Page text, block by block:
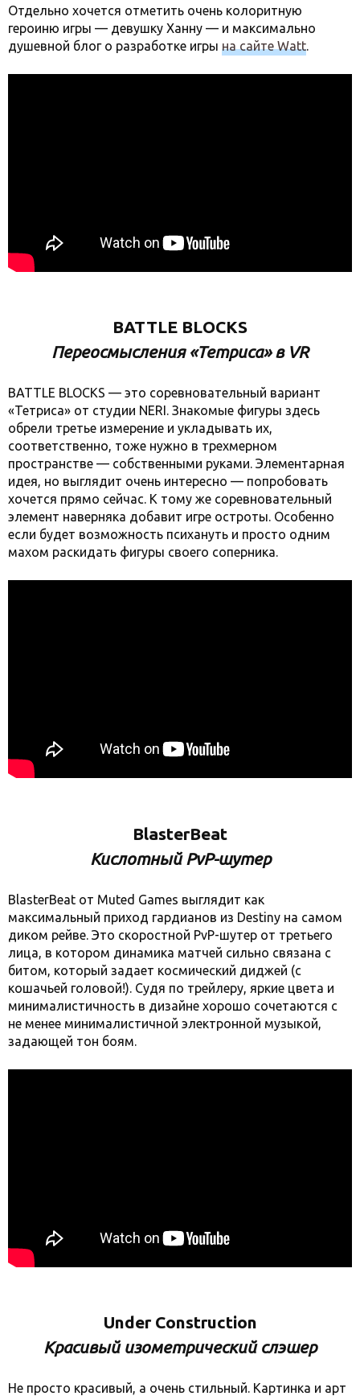
Отдельно хочется отметить очень колоритную
героиню игры — девушку Ханну — и максимально
душевной блог о разработке игры на сайте Watt.
BATTLE BLOCKS
Переосмысления «Тетриса» в VR
BATTLE BLOCKS — это соревновательный вариант
«Тетриса» от студии NERI. Знакомые фигуры здесь
обрели третье измерение и укладывать их,
соответственно, тоже нужно в трехмерном
пространстве — собственными руками. Элементарная
идея, но выглядит очень интересно — попробовать
хочется прямо сейчас. К тому же соревновательный
элемент наверняка добавит игре остроты. Особенно
если будет возможность психануть и просто одним
махом раскидать фигуры своего соперника.
BlasterBeat
Кислотный PvP-шутер
BlasterBeat от Muted Games выглядит как
максимальный приход гардианов из Destiny на самом
диком рейве. Это скоростной PvP-шутер от третьего
лица, в котором динамика матчей сильно связана с
битом, который задает космический диджей (с
кошачьей головой!). Судя по трейлеру, яркие цвета и
минималистичность в дизайне хорошо сочетаются с
не менее минималистичной электронной музыкой,
задающей тон боям.
Under Construction
Красивый изометрический слэшер
Не просто красивый, а очень стильный. Картинка и арт